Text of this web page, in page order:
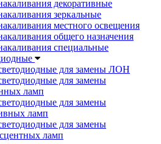
декоративные
зеркальные
местного освещения
общего назначения
специальные
для замены ЛОН
для замены
ламп
для замены
ламп
для замены
ламп